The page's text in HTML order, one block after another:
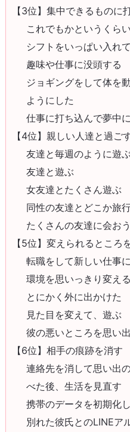
【3位】集中できるものに
これでもかというくら
シフトをいっぱい入れ
趣味や仕事に没頭する
ジョギングをして体を
ようにした
仕事に打ち込んで夢中
【4位】親しい人達と過ご
友達と毎週のように遊ぶ
友達と遊ぶ
女友達とたくさん遊ぶ
同性の友達とどこか旅
たくさんの友達に会おう
【5位】変えられるところ
転職をして新しい仕事
環境を思いっきり変える
とにかく外に出かけた
見た目を変えて、遊ぶ
彼の悪いところを思い
【6位】相手の痕跡を消す
連絡先を消して思い出
べた後、生活を見直す
携帯のデータを初期化
別れた彼氏とのLINEア